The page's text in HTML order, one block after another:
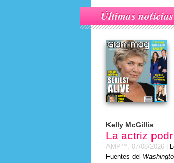
Últimas
Kelly McGillis
La actriz
AMP™, 07/08/2026
Fuentes del